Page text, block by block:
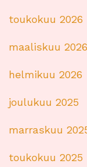
toukokuu 2026
maaliskuu 2026
helmikuu 2026
joulukuu 2025
marraskuu
toukokuu 2025